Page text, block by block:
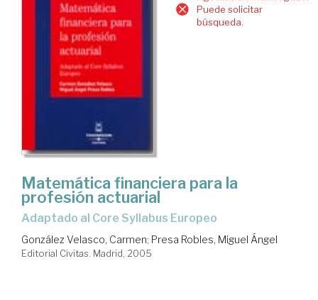
Puede solicitar
búsqueda.
Matemática financiera para la
profesión actuarial
Adaptado al Core Syllabus Europeo
González Velasco, Carmen; Presa Robles, Miguel Ángel
Editorial Civitas. Madrid, 2005